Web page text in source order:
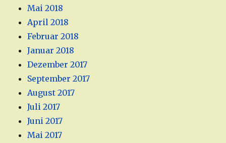
Mai 2018
April 2018
Februar 2018
Januar 2018
Dezember 2017
September 2017
August 2017
Juli 2017
Juni 2017
Mai 2017